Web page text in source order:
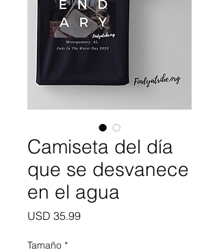
Camiseta del día
que se desvanece
en el agua
USD 35.99Precio
Tamaño *